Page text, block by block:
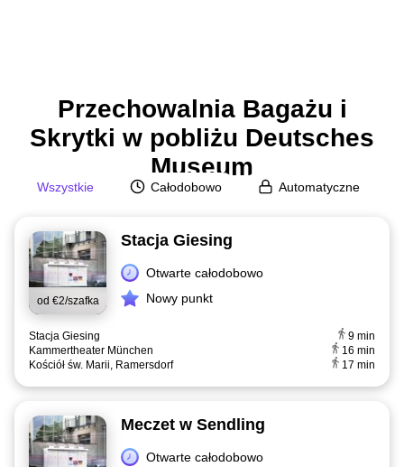
Przechowalnia Bagażu i
Skrytki w pobliżu Deutsches
Museum
Wszystkie Całodobowo Automatyczne
od €2/szafka
Stacja Giesing
Otwarte całodobowo
Nowy punkt
Stacja Giesing
9 min
Kammertheater München
16 min
Kościół św. Marii, Ramersdorf
17 min
Meczet w Sendling
Otwarte całodobowo